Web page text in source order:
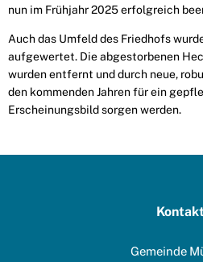
nun im Frühjahr 2025 erfolgreich
Auch das Umfeld des Friedhofs
aufgewertet. Die abgestorbenen
wurden entfernt und durch neue,
den kommenden Jahren für ein
Erscheinungsbild sorgen werden.
Kontakt
Gemeinde